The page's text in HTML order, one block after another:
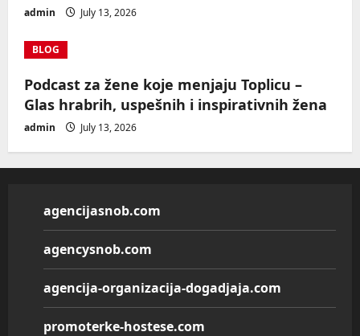
admin July 13, 2026
BLOG
Podcast za žene koje menjaju Toplicu –
Glas hrabrih, uspešnih i inspirativnih žena
admin July 13, 2026
agencijasnob.com
agencysnob.com
agencija-organizacija-dogadjaja.com
promoterke-hostese.com